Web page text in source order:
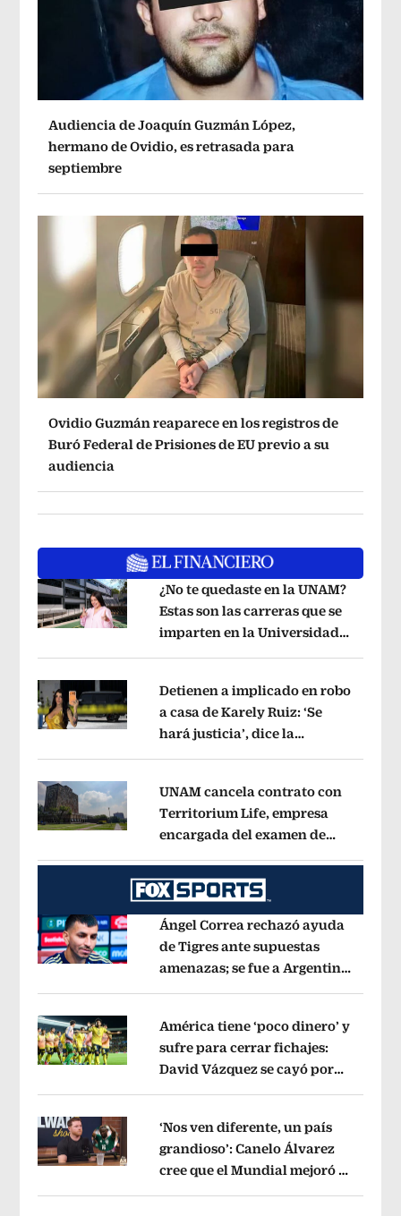
Audiencia de Joaquín Guzmán López,
hermano de Ovidio, es retrasada para
septiembre
Ovidio Guzmán reaparece en los registros de
Buró Federal de Prisiones de EU previo a su
audiencia
Opens in new window
¿No te quedaste en la UNAM?
Estas son las carreras que se
imparten en la Universidad
Opens in new window
Detienen a implicado en robo
a casa de Karely Ruiz: ‘Se
hará justicia’, dice la
Opens in new window
UNAM cancela contrato con
Territorium Life, empresa
encargada del examen de
Opens in new window
Ángel Correa rechazó ayuda
de Tigres ante supuestas
amenazas; se fue a Argentina
Opens in new window
América tiene ‘poco dinero’ y
sufre para cerrar fichajes:
David Vázquez se cayó por
Opens in new window
‘Nos ven diferente, un país
grandioso’: Canelo Álvarez
cree que el Mundial mejoró la